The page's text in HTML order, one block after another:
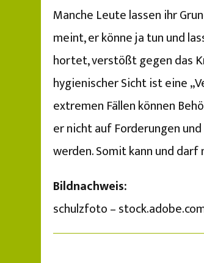
Manche Leute lassen ihr
meint, er könne ja tun und
hortet, verstößt gegen das
hygienischer Sicht ist eine
extremen Fällen können
er nicht auf Forderungen
werden. Somit kann und
Bildnachweis:
schulzfoto –